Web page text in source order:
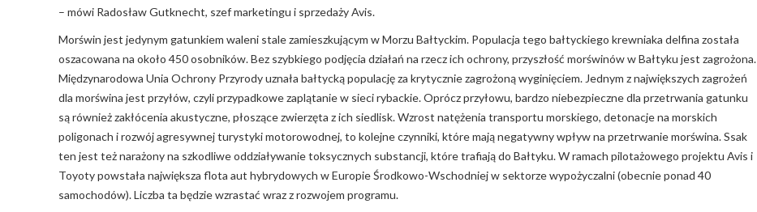
– mówi Radosław Gutknecht, szef marketingu i sprzedaży Avis.
Morświn jest jedynym gatunkiem waleni stale zamieszkującym w Morzu Bałtyckim. Populacja tego bałtyckiego krewniaka delfina została
oszacowana na około 450 osobników. Bez szybkiego podjęcia działań na rzecz ich ochrony, przyszłość morświnów w Bałtyku jest zagrożona.
Międzynarodowa Unia Ochrony Przyrody uznała bałtycką populację za krytycznie zagrożoną wyginięciem. Jednym z największych zagrożeń
dla morświna jest przyłów, czyli przypadkowe zaplątanie w sieci rybackie. Oprócz przyłowu, bardzo niebezpieczne dla przetrwania gatunku
są również zakłócenia akustyczne, płoszące zwierzęta z ich siedlisk. Wzrost natężenia transportu morskiego, detonacje na morskich
poligonach i rozwój agresywnej turystyki motorowodnej, to kolejne czynniki, które mają negatywny wpływ na przetrwanie morświna. Ssak
ten jest też narażony na szkodliwe oddziaływanie toksycznych substancji, które trafiają do Bałtyku. W ramach pilotażowego projektu Avis i
Toyoty powstała największa flota aut hybrydowych w Europie Środkowo-Wschodniej w sektorze wypożyczalni (obecnie ponad 40
samochodów). Liczba ta będzie wzrastać wraz z rozwojem programu.